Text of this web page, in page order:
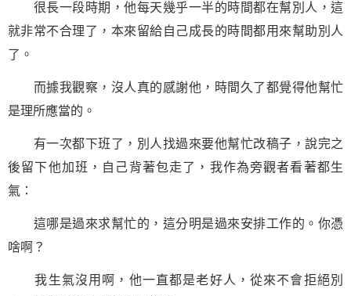
很長一段時期，他每天幾乎一半的時間都在幫別人，這
就非常不合理了，本來留給自己成長的時間都用來幫助別人
了。
而據我觀察，沒人真的感謝他，時間久了都覺得他幫忙
是理所應當的。
有一次都下班了，別人找過來要他幫忙改稿子，說完之
後留下他加班，自己背著包走了，我作為旁觀者看著都生
氣：
這哪是過來求幫忙的，這分明是過來安排工作的。你憑
啥啊？
我生氣沒用啊，他一直都是老好人，從來不會拒絕別